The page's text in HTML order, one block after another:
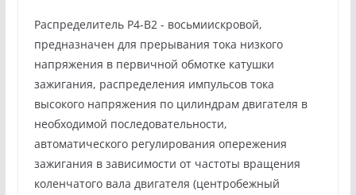
Распределитель Р4-В2 - восьмиискровой,
предназначен для прерывания тока низкого
напряжения в первичной обмотке катушки
зажигания, распределения импульсов тока
высокого напряжения по цилиндрам двигателя в
необходимой последовательности,
автоматического регулирования опережения
зажигания в зависимости от частоты вращения
коленчатого вала двигателя (центробежный